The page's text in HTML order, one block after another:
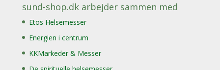
sund-shop.dk arbejder sammen med
Etos Helsemesser
Energien i centrum
KKMarkeder & Messer